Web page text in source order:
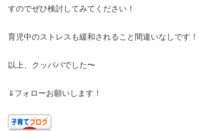
すのでぜひ検討してみてください！
育児中のストレスも緩和されること間違いなしです！
以上、クッパパでした〜
⇓フォローお願いします！